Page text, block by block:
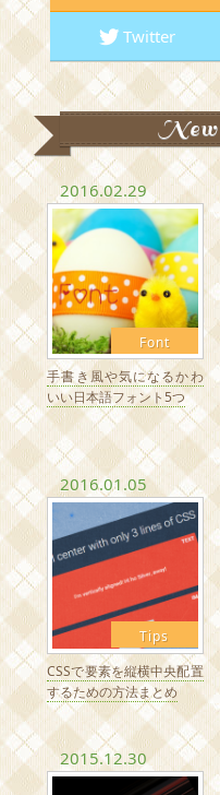
Twitter
New
2016.02.29
Font
手書き風や気になるかわ
いい日本語フォント5つ
2016.01.05
Tips
CSSで要素を縦横中央配置
するための方法まとめ
2015.12.30